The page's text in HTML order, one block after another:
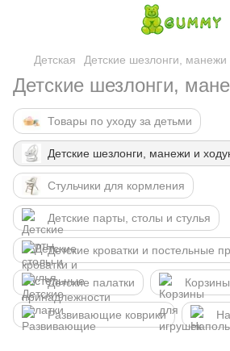
Детская Детские шезлонги, манежи
Детские шезлонги,
Товары по уходу за детьми
Детские шезлонги, манежи и
Стульчики для кормления
Детские парты, столы и стулья
Детские кроватки и постельные
Детские палатки
Развивающие коврики